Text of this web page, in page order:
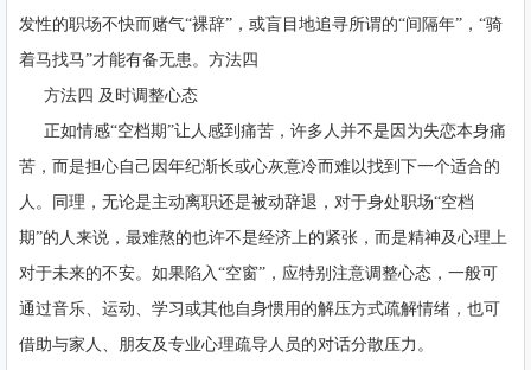
发性的职场不快而赌气“裸辞”，或盲目地追寻所谓的“间隔年”，“骑
着马找马”才能有备无患。方法四
方法四 及时调整心态
正如情感“空档期”让人感到痛苦，许多人并不是因为失恋本身痛
苦，而是担心自己因年纪渐长或心灰意冷而难以找到下一个适合的
人。同理，无论是主动离职还是被动辞退，对于身处职场“空档
期”的人来说，最难熬的也许不是经济上的紧张，而是精神及心理上
对于未来的不安。如果陷入“空窗”，应特别注意调整心态，一般可
通过音乐、运动、学习或其他自身惯用的解压方式疏解情绪，也可
借助与家人、朋友及专业心理疏导人员的对话分散压力。